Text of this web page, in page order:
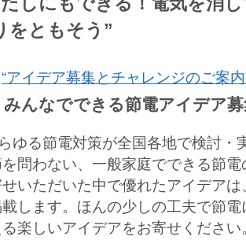
をともそう”
“アイデア募集とチャレンジのご案
みんなでできる節電アイデア
ゆる節電対策が全国各地で検討・
問わない、一般家庭でできる節
いただいた中で優れたアイデア
載します。ほんの少しの工夫で節
楽しいアイデアをお寄せください